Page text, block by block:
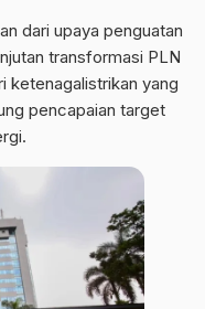
dari upaya penguatan
transformasi PLN
ketenagalistrikan yang
pencapaian target